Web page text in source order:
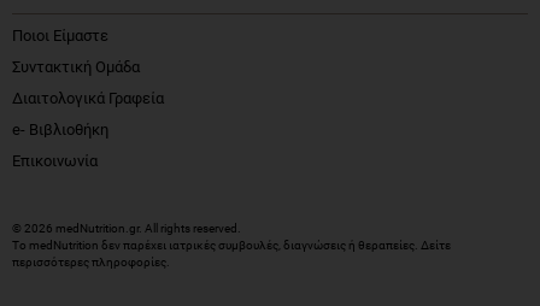
Ποιοι Είμαστε
Συντακτική Ομάδα
Διαιτολογικά Γραφεία
e- Βιβλιοθήκη
Επικοινωνία
© 2026 medNutrition.gr. All rights reserved.
Το medNutrition δεν παρέχει ιατρικές συμβουλές, διαγνώσεις ή θεραπείες. Δείτε
περισσότερες πληροφορίες